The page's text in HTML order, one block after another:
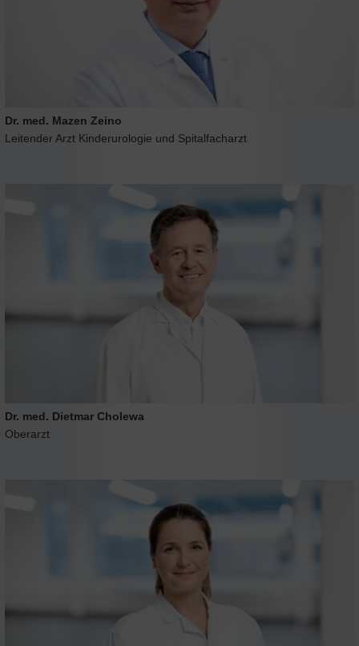
Dr. med. Mazen Zeino
Leitender Arzt Kinderurologie und Spitalfacharzt
Dr. med. Dietmar Cholewa
Oberarzt